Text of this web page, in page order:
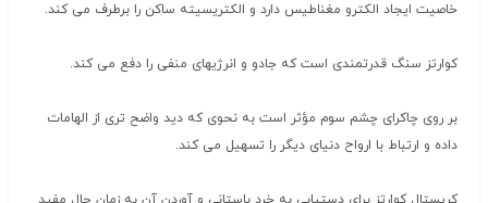
خاصیت ایجاد الکترو مغناطیس دارد و الکتریسیته ساکن را برطرف می کند.
کوارتز سنگ قدرتمندی است که جادو و انرژیهای منفی را دفع می کند.
بر روی چاکرای چشم سوم مؤثر است به نحوی که دید واضح تری از الهامات
داده و ارتباط با ارواح دنیای دیگر را تسهیل می کند.